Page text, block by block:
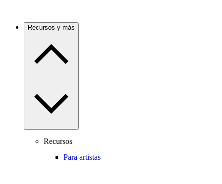
Recursos y más
Recursos
Para artistas